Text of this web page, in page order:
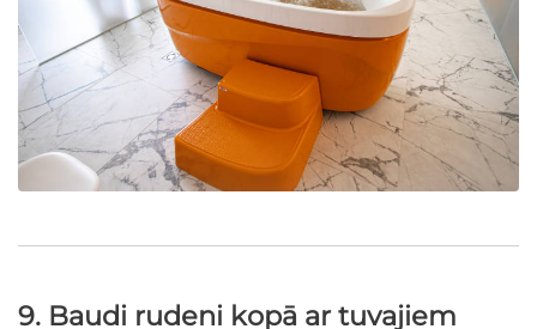
9. Baudi rudeni kopā ar tuvajiem